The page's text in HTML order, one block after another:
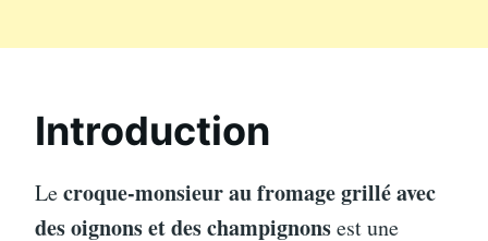
Introduction
Lecroque-monsieur au fromage grillé avec
des oignons et des champignonsest une